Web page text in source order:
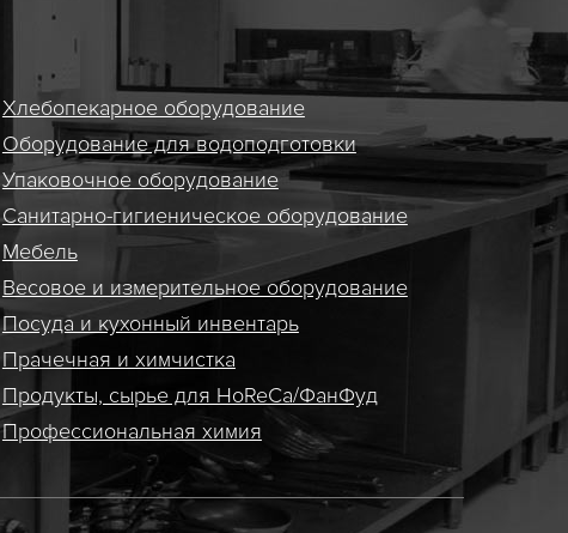
Хлебопекарное оборудование
Оборудование для водоподготовки
Упаковочное оборудование
Санитарно-гигиеническое оборудование
Мебель
Весовое и измерительное оборудование
Посуда и кухонный инвентарь
Прачечная и химчистка
Продукты, сырье для HoReCa/ФанФуд
Профессиональная химия